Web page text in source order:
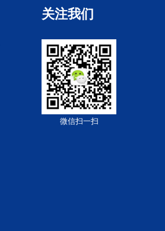
关注我们
微信扫一扫